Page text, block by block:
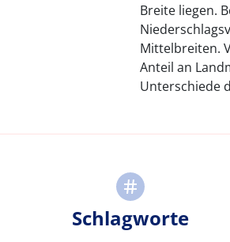
Breite liegen.
Mittelbreiten.
Anteil an
Unterschiede
Schlagworte